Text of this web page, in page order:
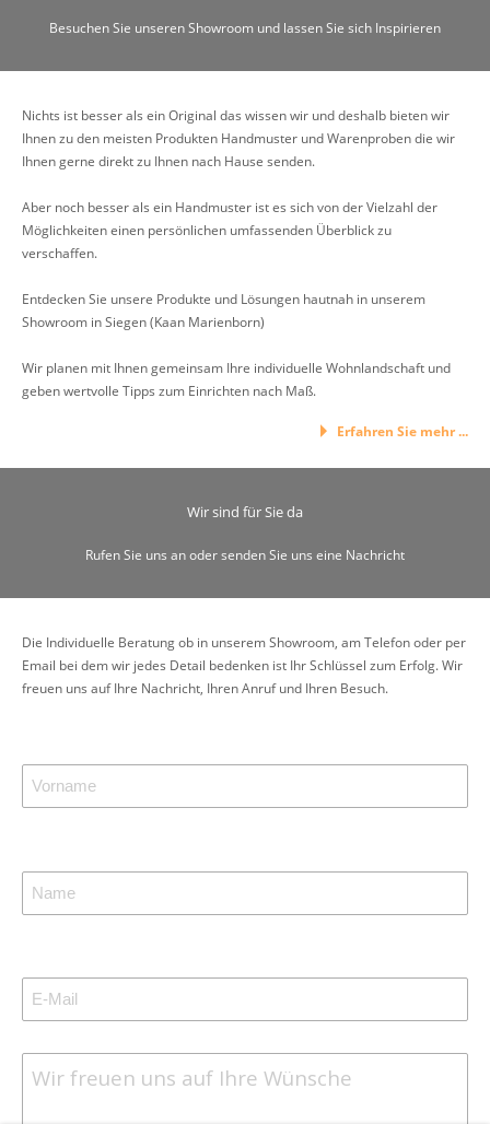
Besuchen Sie unseren Showroom und lassen Sie sich Inspirieren
Nichts ist besser als ein Original das wissen wir und deshalb bieten wir
Ihnen zu den meisten Produkten Handmuster und Warenproben die wir
Ihnen gerne direkt zu Ihnen nach Hause senden.
Aber noch besser als ein Handmuster ist es sich von der Vielzahl der
Möglichkeiten einen persönlichen umfassenden Überblick zu
verschaffen.
Entdecken Sie unsere Produkte und Lösungen hautnah in unserem
Showroom in Siegen (Kaan Marienborn)
Wir planen mit Ihnen gemeinsam Ihre individuelle Wohnlandschaft und
geben wertvolle Tipps zum Einrichten nach Maß.
Erfahren Sie mehr ...
Wir sind für Sie da
Rufen Sie uns an oder senden Sie uns eine Nachricht
Die Individuelle Beratung ob in unserem Showroom, am Telefon oder per
Email bei dem wir jedes Detail bedenken ist Ihr Schlüssel zum Erfolg. Wir
freuen uns auf Ihre Nachricht, Ihren Anruf und Ihren Besuch.